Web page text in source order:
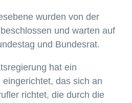
wurden von der
und warten auf
und Bundesrat.
hat ein
das sich an
richtet, die durch die